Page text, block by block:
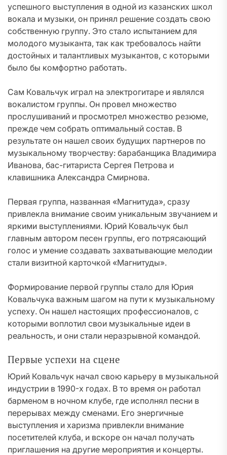
успешного выступления в одной из казанских школ
вокала и музыки, он принял решение создать свою
собственную группу. Это стало испытанием для
молодого музыканта, так как требовалось найти
достойных и талантливых музыкантов, с которыми
было бы комфортно работать.
Сам Ковальчук играл на электрогитаре и являлся
вокалистом группы. Он провел множество
прослушиваний и просмотрел множество резюме,
прежде чем собрать оптимальный состав. В
результате он нашел своих будущих партнеров по
музыкальному творчеству: барабанщика Владимира
Иванова, бас-гитариста Сергея Петрова и
клавишника Александра Смирнова.
Первая группа, названная «Магнитуда», сразу
привлекла внимание своим уникальным звучанием и
яркими выступлениями. Юрий Ковальчук был
главным автором песен группы, его потрясающий
голос и умение создавать захватывающие мелодии
стали визитной карточкой «Магнитуды».
Формирование первой группы стало для Юрия
Ковальчука важным шагом на пути к музыкальному
успеху. Он нашел настоящих профессионалов, с
которыми воплотил свои музыкальные идеи в
реальность, и они стали неразрывной командой.
Первые успехи на сцене
Юрий Ковальчук начал свою карьеру в музыкальной
индустрии в 1990-х годах. В то время он работал
барменом в ночном клубе, где исполнял песни в
перерывах между сменами. Его энергичные
выступления и харизма привлекли внимание
посетителей клуба, и вскоре он начал получать
приглашения на другие мероприятия и концерты.